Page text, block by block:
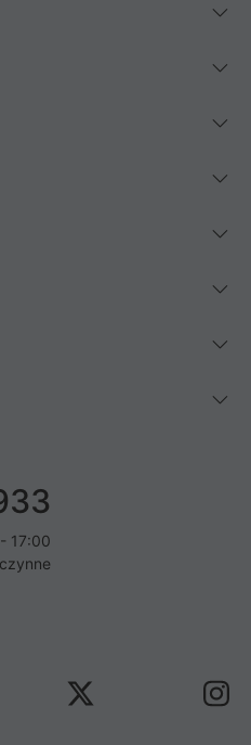
to wszystko, możesz
17:00